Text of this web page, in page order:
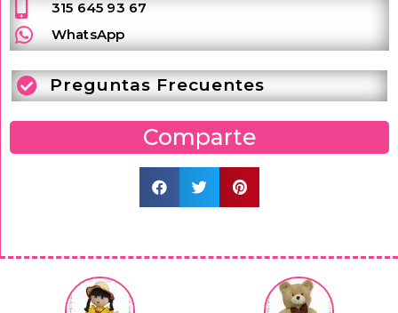
315 645 93 67
WhatsApp
Preguntas Frecuentes
Comparte